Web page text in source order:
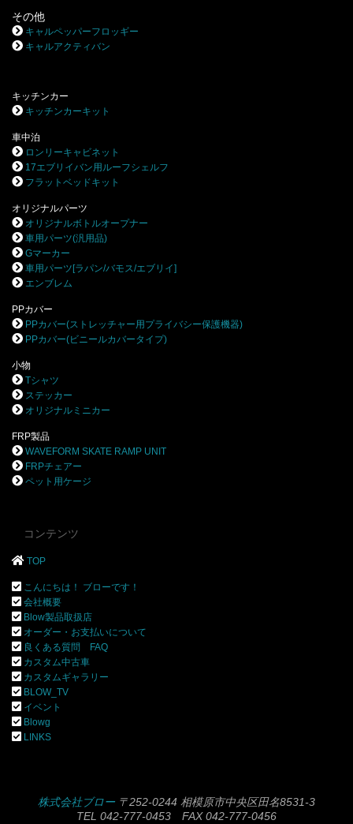
その他
キャルペッパーフロッギー
キャルアクティバン
キッチンカー
キッチンカーキット
車中泊
ロンリーキャビネット
17エブリイバン用ルーフシェルフ
フラットベッドキット
オリジナルパーツ
オリジナルボトルオープナー
車用パーツ(汎用品)
Gマーカー
車用パーツ[ラパン/バモス/エブリイ]
エンブレム
PPカバー
PPカバー(ストレッチャー用プライバシー保護機器)
PPカバー(ビニールカバータイプ)
小物
Tシャツ
ステッカー
オリジナルミニカー
FRP製品
WAVEFORM SKATE RAMP UNIT
FRPチェアー
ペット用ケージ
コンテンツ
TOP
こんにちは！ ブローです！
会社概要
Blow製品取扱店
オーダー・お支払いについて
良くある質問 FAQ
カスタム中古車
カスタムギャラリー
BLOW_TV
イベント
Blowg
LINKS
株式会社ブロー 〒252-0244 相模原市中央区田名8531-3
TEL 042-777-0453 FAX 042-777-0456